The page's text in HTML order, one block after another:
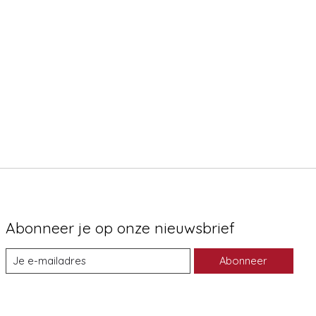
Abonneer je op onze nieuwsbrief
Abonneer